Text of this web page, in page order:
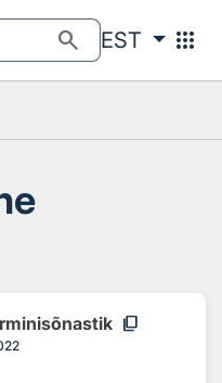
search EST apps
content_copy